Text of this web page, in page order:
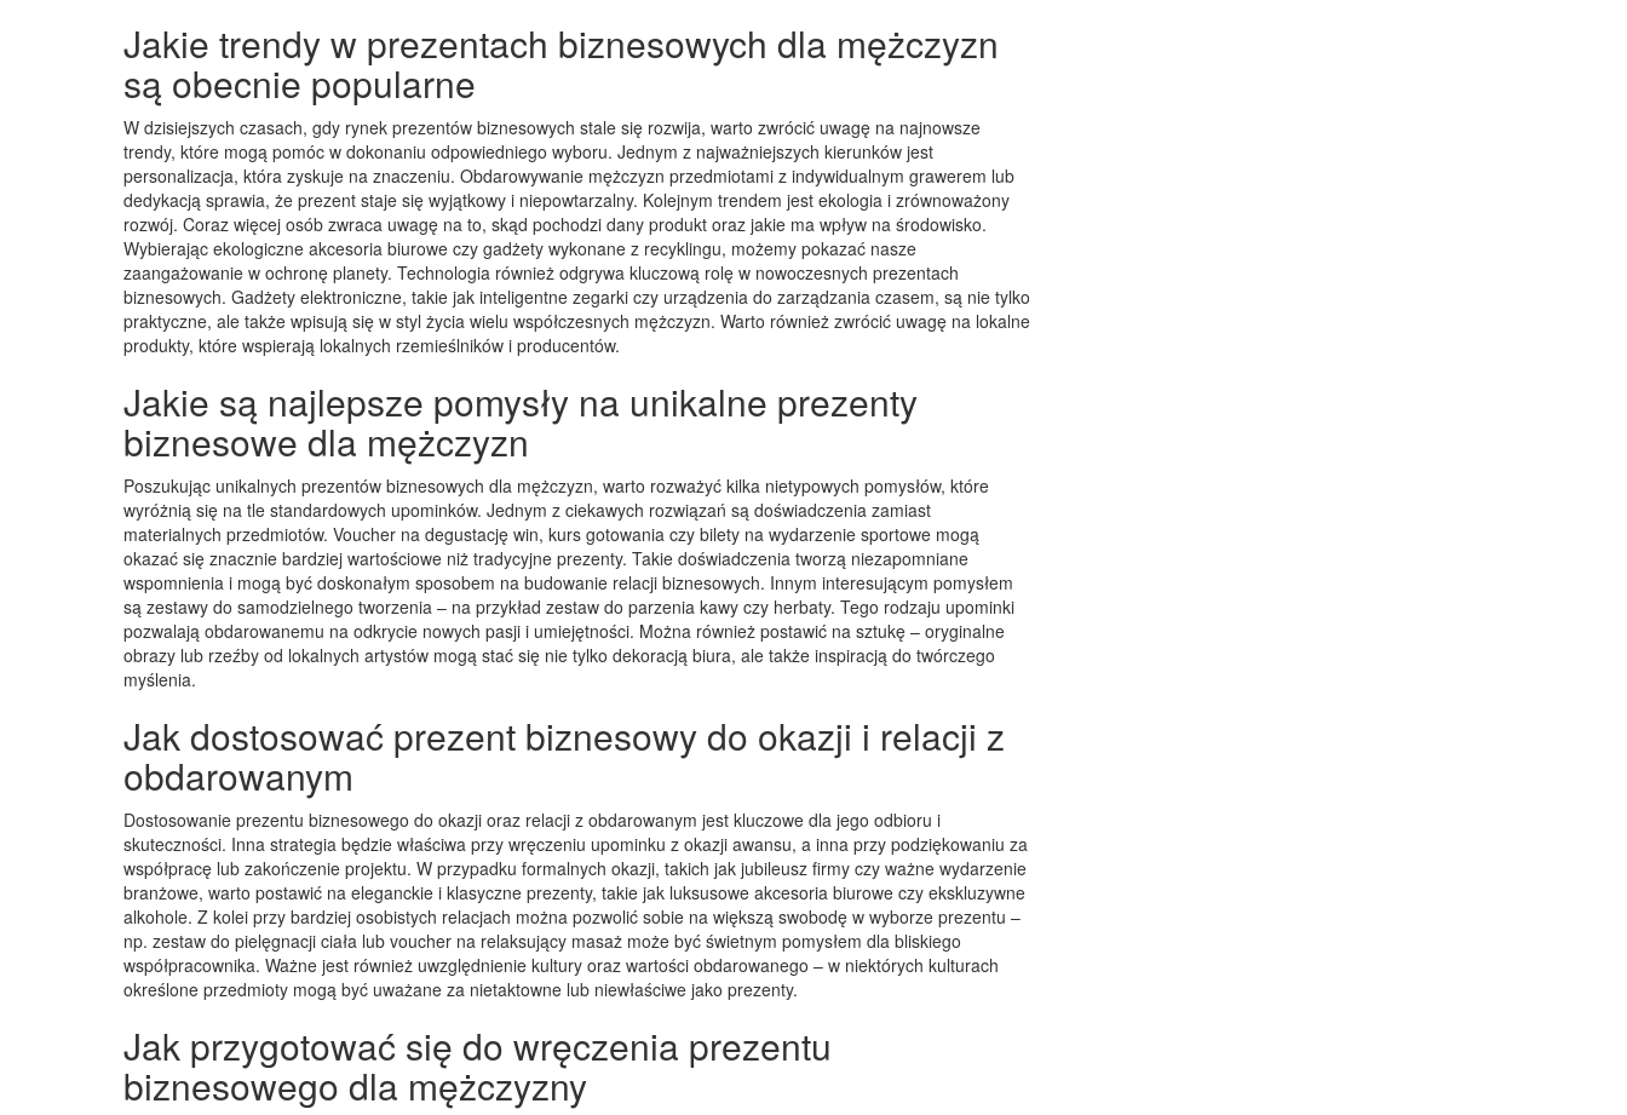
Jakie trendy w prezentach biznesowych dla mężczyzn
są obecnie popularne
W dzisiejszych czasach, gdy rynek prezentów biznesowych stale się rozwija, warto zwrócić uwagę na najnowsze
trendy, które mogą pomóc w dokonaniu odpowiedniego wyboru. Jednym z najważniejszych kierunków jest
personalizacja, która zyskuje na znaczeniu. Obdarowywanie mężczyzn przedmiotami z indywidualnym grawerem lub
dedykacją sprawia, że prezent staje się wyjątkowy i niepowtarzalny. Kolejnym trendem jest ekologia i zrównoważony
rozwój. Coraz więcej osób zwraca uwagę na to, skąd pochodzi dany produkt oraz jakie ma wpływ na środowisko.
Wybierając ekologiczne akcesoria biurowe czy gadżety wykonane z recyklingu, możemy pokazać nasze
zaangażowanie w ochronę planety. Technologia również odgrywa kluczową rolę w nowoczesnych prezentach
biznesowych. Gadżety elektroniczne, takie jak inteligentne zegarki czy urządzenia do zarządzania czasem, są nie tylko
praktyczne, ale także wpisują się w styl życia wielu współczesnych mężczyzn. Warto również zwrócić uwagę na lokalne
produkty, które wspierają lokalnych rzemieślników i producentów.
Jakie są najlepsze pomysły na unikalne prezenty
biznesowe dla mężczyzn
Poszukując unikalnych prezentów biznesowych dla mężczyzn, warto rozważyć kilka nietypowych pomysłów, które
wyróżnią się na tle standardowych upominków. Jednym z ciekawych rozwiązań są doświadczenia zamiast
materialnych przedmiotów. Voucher na degustację win, kurs gotowania czy bilety na wydarzenie sportowe mogą
okazać się znacznie bardziej wartościowe niż tradycyjne prezenty. Takie doświadczenia tworzą niezapomniane
wspomnienia i mogą być doskonałym sposobem na budowanie relacji biznesowych. Innym interesującym pomysłem
są zestawy do samodzielnego tworzenia – na przykład zestaw do parzenia kawy czy herbaty. Tego rodzaju upominki
pozwalają obdarowanemu na odkrycie nowych pasji i umiejętności. Można również postawić na sztukę – oryginalne
obrazy lub rzeźby od lokalnych artystów mogą stać się nie tylko dekoracją biura, ale także inspiracją do twórczego
myślenia.
Jak dostosować prezent biznesowy do okazji i relacji z
obdarowanym
Dostosowanie prezentu biznesowego do okazji oraz relacji z obdarowanym jest kluczowe dla jego odbioru i
skuteczności. Inna strategia będzie właściwa przy wręczeniu upominku z okazji awansu, a inna przy podziękowaniu za
współpracę lub zakończenie projektu. W przypadku formalnych okazji, takich jak jubileusz firmy czy ważne wydarzenie
branżowe, warto postawić na eleganckie i klasyczne prezenty, takie jak luksusowe akcesoria biurowe czy ekskluzywne
alkohole. Z kolei przy bardziej osobistych relacjach można pozwolić sobie na większą swobodę w wyborze prezentu –
np. zestaw do pielęgnacji ciała lub voucher na relaksujący masaż może być świetnym pomysłem dla bliskiego
współpracownika. Ważne jest również uwzględnienie kultury oraz wartości obdarowanego – w niektórych kulturach
określone przedmioty mogą być uważane za nietaktowne lub niewłaściwe jako prezenty.
Jak przygotować się do wręczenia prezentu
biznesowego dla mężczyzny